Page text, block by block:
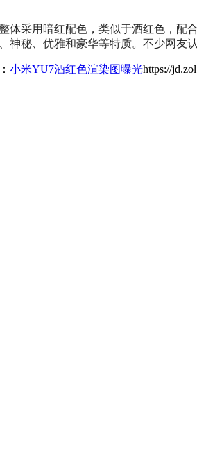
采用暗红配色，类似于酒红色，配
神秘、优雅和豪华等特质。不少网友
小米YU7酒红色渲染图曝光https://